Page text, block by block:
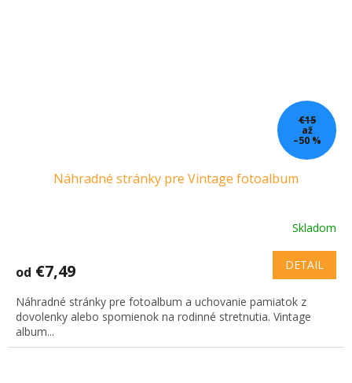
€15
až
–50 %
Náhradné stránky pre Vintage fotoalbum
Skladom
od €7,49 DETAIL
Náhradné stránky pre fotoalbum a uchovanie pamiatok z
dovolenky alebo spomienok na rodinné stretnutia. Vintage
album...